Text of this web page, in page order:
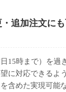
追加注文に
15時まで）を過
に対応できるよ
含めた実現可能